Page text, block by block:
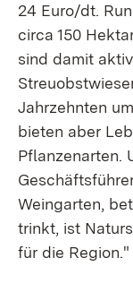
24 Euro/dt.
circa 150
sind damit
Jahrzehnten
bieten aber
Pflanzenarten.
Weingarten,
trinkt, ist
für die Region."